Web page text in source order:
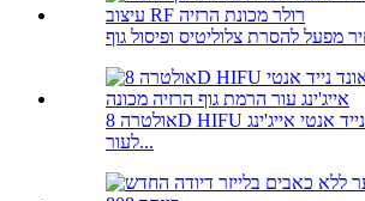
אולטרה 8D HIFU אולטרה סאונד נייד אנטי אייג'ינג
לעור...